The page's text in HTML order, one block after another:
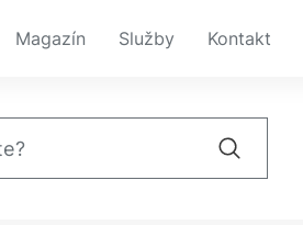
Magazín Služby Kontakt